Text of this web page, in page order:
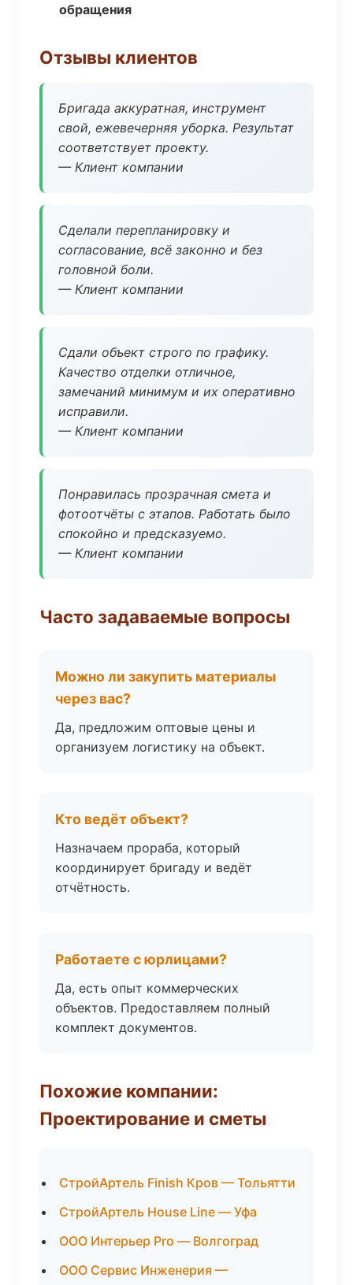
обращения
Отзывы клиентов
Бригада аккуратная, инструмент
свой, ежевечерняя уборка. Результат
соответствует проекту.
— Клиент компании
Сделали перепланировку и
согласование, всё законно и без
головной боли.
— Клиент компании
Сдали объект строго по графику.
Качество отделки отличное,
замечаний минимум и их оперативно
исправили.
— Клиент компании
Понравилась прозрачная смета и
фотоотчёты с этапов. Работать было
спокойно и предсказуемо.
— Клиент компании
Часто задаваемые вопросы
Можно ли закупить материалы
через вас?
Да, предложим оптовые цены и
организуем логистику на объект.
Кто ведёт объект?
Назначаем прораба, который
координирует бригаду и ведёт
отчётность.
Работаете с юрлицами?
Да, есть опыт коммерческих
объектов. Предоставляем полный
комплект документов.
Похожие компании:
Проектирование и сметы
СтройАртель Finish Кров — Тольятти
СтройАртель House Line — Уфа
ООО Интерьер Pro — Волгоград
ООО Сервис Инженерия —